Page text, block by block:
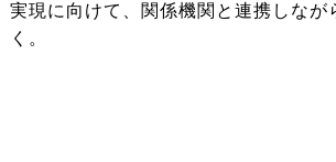
実現に向けて、関係機関と連携しなが
く。